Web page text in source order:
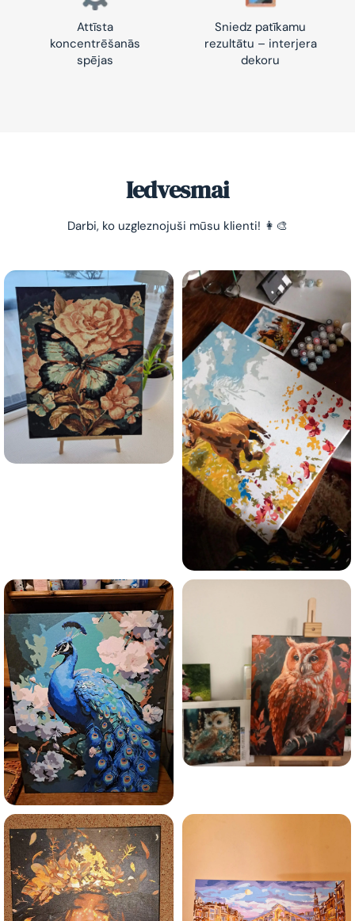
Attīsta
koncentrēšanās
spējas
Sniedz patīkamu
rezultātu – interjera
dekoru
Iedvesmai
Darbi, ko uzgleznojuši mūsu klienti! 👩‍🎨